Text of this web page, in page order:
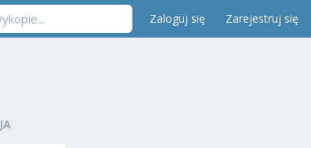
Zaloguj się Zarejestruj się